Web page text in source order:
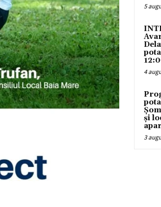
5
4
și
3